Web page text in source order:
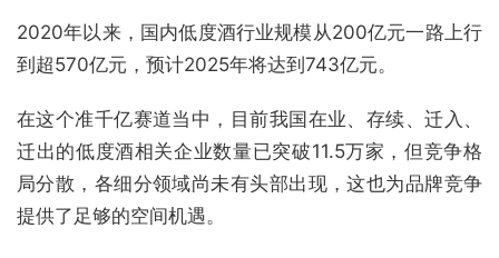
2020年以来，国内低度酒行业规模从200亿元一路上行
到超570亿元，预计2025年将达到743亿元。
在这个准千亿赛道当中，目前我国在业、存续、迁入、
迁出的低度酒相关企业数量已突破11.5万家，但竞争格
局分散，各细分领域尚未有头部出现，这也为品牌竞争
提供了足够的空间机遇。